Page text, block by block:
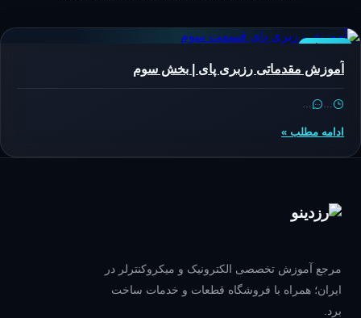
رزبری‌پای
آموزش مقدماتی رزبری پای | بخش سوم
…
…
ادامه مطلب »
مرجع آموزش تخصصی الکترونیک و میکروکنترلر در
ایران؛ همراه با فروشگاه قطعات و خدمات ساخت
برد.